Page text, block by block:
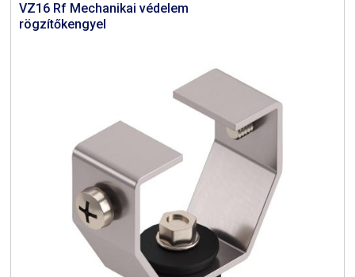
VZ16 Rf Mechanikai védelem
rögzítőkengyel